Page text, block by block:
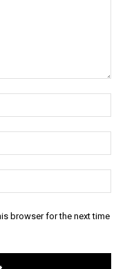
browser for the next time